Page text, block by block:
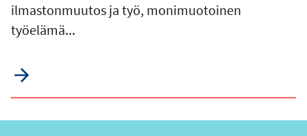
ilmastonmuutos ja työ, monimuotoinen
työelämä...